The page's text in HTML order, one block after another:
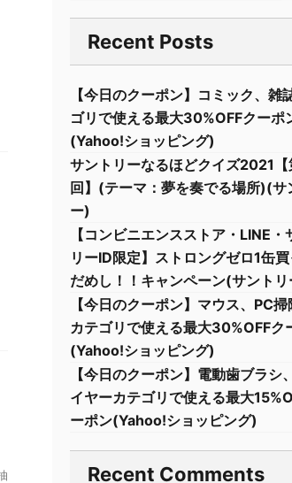
Recent Posts
【今日のクーポン】コミック、雑
ゴリで使える最大30%OFFクーポ
(Yahoo!ショッピング)
サントリーなるほどクイズ2021
回】(テーマ：夢を奏でる場所)(サ
ー)
【コンビニエンスストア・LINE・
リーID限定】ストロングゼロ1缶
だめし！！キャンペーン(サントリ
【今日のクーポン】マウス、PC
カテゴリで使える最大30%OFFク
(Yahoo!ショッピング)
【今日のクーポン】電動歯ブラシ
イヤーカテゴリで使える最大
ーポン(Yahoo!ショッピング)
Recent Comments